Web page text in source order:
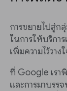
การขยายไปสู่ก
ในการให้บริกา
เพิ่มความไว้วา
ที่ Google เรา
และการมาบรร